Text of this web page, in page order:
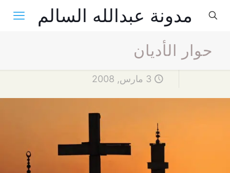
مدونة عبدالله السالم
حوار الأديان
3 مارس, 2008